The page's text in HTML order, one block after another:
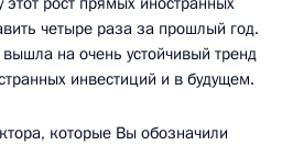
четыре раза за прошлый год.
на очень устойчивый тренд
инвестиций и в будущем.
которые Вы обозначили